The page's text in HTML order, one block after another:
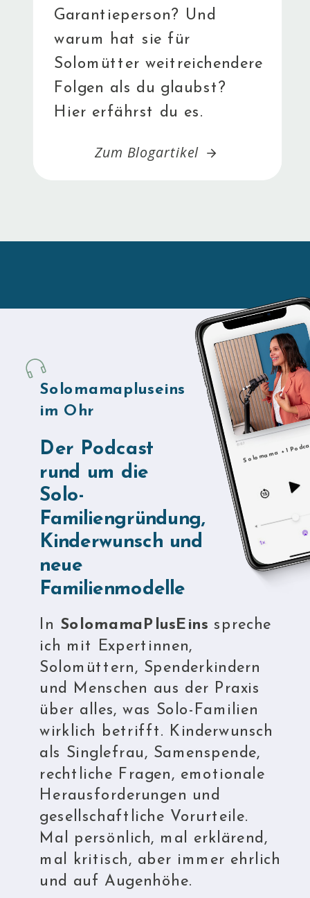
Garantieperson? Und
warum hat sie für
Solomütter weitreichendere
Folgen als du glaubst?
Hier erfährst du es.
Zum Blogartikel
Solomama + 1
In SolomamaPlusEins spreche
ich mit Expertinnen,
Solomüttern, Spenderkindern
und Menschen aus der Praxis
über alles, was Solo-Familien
wirklich betrifft. Kinderwunsch
als Singlefrau, Samenspende,
rechtliche Fragen, emotionale
Herausforderungen und
gesellschaftliche Vorurteile.
Mal persönlich, mal erklärend,
mal kritisch, aber immer ehrlich
und auf Augenhöhe.
Solomamapluseins
im Ohr
Der Podcast
rund um die
Solo-
Familiengründung,
Kinderwunsch und
neue
Familienmodelle